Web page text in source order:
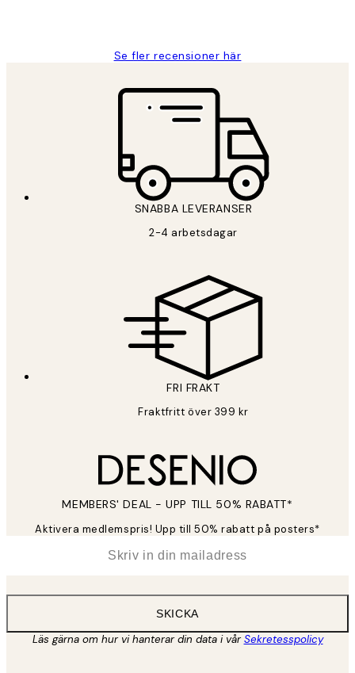
Se fler recensioner här
SNABBA LEVERANSER
2-4 arbetsdagar
FRI FRAKT
Fraktfritt över 399 kr
MEMBERS' DEAL - UPP TILL 50% RABATT*
Aktivera medlemspris! Upp till 50% rabatt på posters*
SKICKA
Läs gärna om hur vi hanterar din data i vårSekretesspolicy